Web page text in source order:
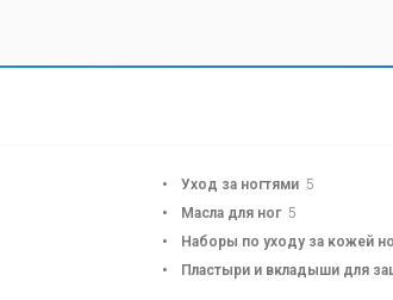
Уход за ногтями 5
Масла для ног 5
Наборы по уходу за кожей
Пластыри и вкладыши для